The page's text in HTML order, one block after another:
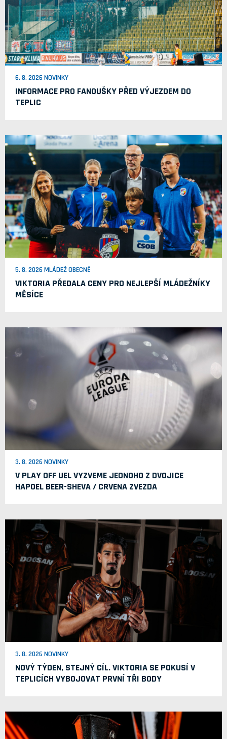
6. 8. 2026 NOVINKY
INFORMACE PRO FANOUŠKY PŘED VÝJEZDEM DO
TEPLIC
5. 8. 2026 MLÁDEŽ OBECNĚ
VIKTORIA PŘEDALA CENY PRO NEJLEPŠÍ MLÁDEŽNÍKY
MĚSÍCE
3. 8. 2026 NOVINKY
V PLAY OFF UEL VYZVEME JEDNOHO Z DVOJICE
HAPOEL BEER-SHEVA / CRVENA ZVEZDA
3. 8. 2026 NOVINKY
NOVÝ TÝDEN, STEJNÝ CÍL. VIKTORIA SE POKUSÍ V
TEPLICÍCH VYBOJOVAT PRVNÍ TŘI BODY